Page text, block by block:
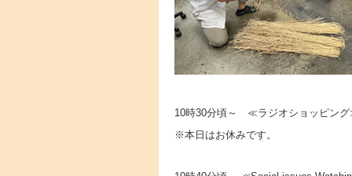
10時30分頃～ ≪ラジオショッピン
※本日はお休みです。